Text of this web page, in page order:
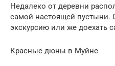
Недалеко от деревни
самой настоящей пустыни.
экскурсию или же доехать
Красные дюны в Муйне